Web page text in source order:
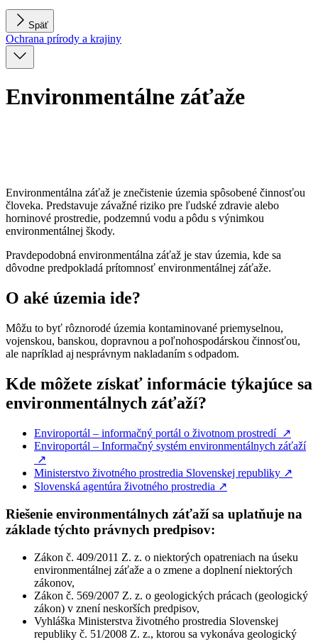
Späť
Ochrana prírody a krajiny
Environmentálne záťaže
Environmentálna záťaž je znečistenie územia spôsobené činnosťou
človeka. Predstavuje závažné riziko pre ľudské zdravie alebo
horninové prostredie, podzemnú vodu a pôdu s výnimkou
environmentálnej škody.
Pravdepodobná environmentálna záťaž je stav územia, kde sa
dôvodne predpokladá prítomnosť environmentálnej záťaže.
O aké územia ide?
Môžu to byť rôznorodé územia kontaminované priemyselnou,
vojenskou, banskou, dopravnou a poľnohospodárskou činnosťou,
ale napríklad aj nesprávnym nakladaním s odpadom.
Kde môžete získať informácie týkajúce sa
environmentálnych záťaží?
Enviroportál – informačný portál o životnom prostredí ↗︎
Enviroportál – Informačný systém environmentálnych záťaží
↗︎
Ministerstvo životného prostredia Slovenskej republiky ↗︎
Slovenská agentúra životného prostredia ↗︎
Riešenie environmentálnych záťaží sa uplatňuje na
základe týchto právnych predpisov:
Zákon č. 409/2011 Z. z. o niektorých opatreniach na úseku
environmentálnej záťaže a o zmene a doplnení niektorých
zákonov,
Zákon č. 569/2007 Z. z. o geologických prácach (geologický
zákon) v znení neskorších predpisov,
Vyhláška Ministerstva životného prostredia Slovenskej
republiky č. 51/2008 Z. z., ktorou sa vykonáva geologický